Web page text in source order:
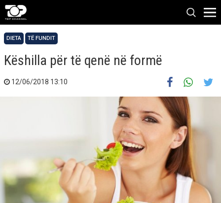
DIETA TË FUNDIT
Këshilla për të qenë në formë
12/06/2018 13:10